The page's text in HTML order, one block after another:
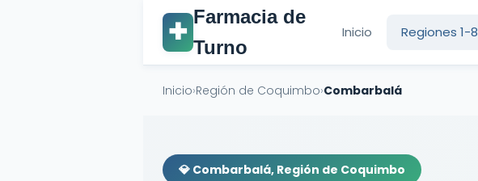
✚
Farmacia de
Turno
Inicio Regiones 1-
Inicio›Región de Coquimbo›Combarbalá
💎 Combarbalá, Región de Coquimbo